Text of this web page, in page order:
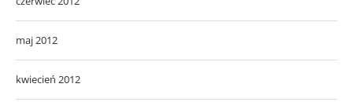
maj 2012
kwiecień 2012